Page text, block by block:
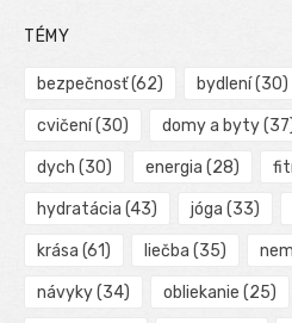
TÉMY
bezpečnosť(62) bydlení(30)
cvičení(30) domy a byty
dych (30) energia (28)
hydratácia (43) jóga (33)
krása (61) liečba (35)
návyky(34) obliekanie (25)